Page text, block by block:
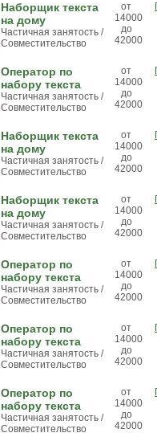
Наборщик текста
на дому
Частичная занятость /
Совместительство
от
14000
до
42000
Оператор по
набору текста
Частичная занятость /
Совместительство
от
14000
до
42000
Наборщик текста
на дому
Частичная занятость /
Совместительство
от
14000
до
42000
Наборщик текста
на дому
Частичная занятость /
Совместительство
от
14000
до
42000
Оператор по
набору текста
Частичная занятость /
Совместительство
от
14000
до
42000
Оператор по
набору текста
Частичная занятость /
Совместительство
от
14000
до
42000
Оператор по
набору текста
Частичная занятость /
Совместительство
от
14000
до
42000